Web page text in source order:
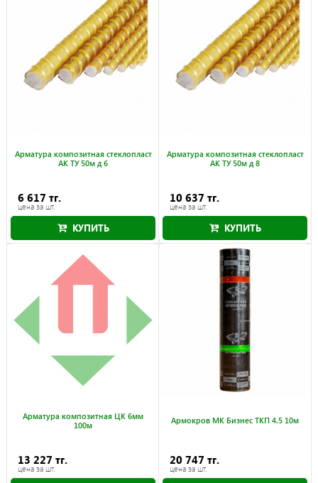
Арматура композитная стеклопласт
АК ТУ 50м д 6
6 617 тг.
цена за шт.
КУПИТЬ
Арматура композитная стеклопласт
АК ТУ 50м д 8
10 637 тг.
цена за шт.
КУПИТЬ
Арматура композитная ЦК 6мм
100м
13 227 тг.
цена за шт.
Армокров МК Бизнес ТКП 4.5 10м
20 747 тг.
цена за шт.